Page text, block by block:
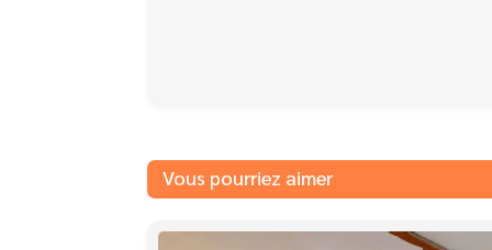
Vous pourriez aimer